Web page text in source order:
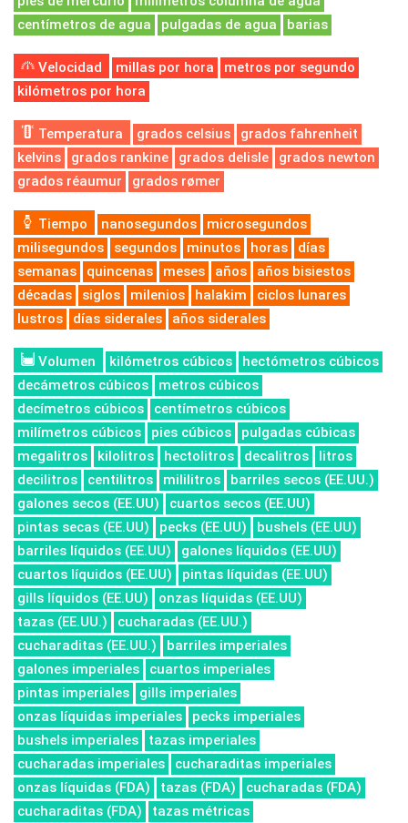
centímetros de agua
pulgadas de agua barias
Velocidad millas por hora
metros por segundo
kilómetros por hora
Temperatura grados celsius
grados fahrenheit
kelvins
grados rankine grados delisle
grados newton
grados réaumur
grados rømer
Tiempo nanosegundos
microsegundos
milisegundos
segundos minutos horas
días
semanas
quincenas meses años
años bisiestos
décadas
siglos milenios halakim
ciclos lunares
lustros
días siderales años siderales
Volumen kilómetros cúbicos
hectómetros cúbicos
decámetros cúbicos
metros cúbicos
decímetros cúbicos
centímetros cúbicos
milímetros cúbicos
pies cúbicos
pulgadas cúbicas
megalitros
kilolitros hectolitros decalitros
litros
decilitros
centilitros mililitros
barriles secos (EE.UU.)
galones secos (EE.UU)
cuartos secos (EE.UU)
pintas secas (EE.UU)
pecks (EE.UU)
bushels (EE.UU)
barriles líquidos (EE.UU)
galones líquidos (EE.UU)
cuartos líquidos (EE.UU)
pintas líquidas (EE.UU)
gills líquidos (EE.UU)
onzas líquidas (EE.UU)
tazas (EE.UU.)
cucharadas (EE.UU.)
cucharaditas (EE.UU.)
barriles imperiales
galones imperiales
cuartos imperiales
pintas imperiales
gills imperiales
onzas líquidas imperiales
pecks imperiales
bushels imperiales
tazas imperiales
cucharadas imperiales
cucharaditas imperiales
onzas líquidas (FDA)
tazas (FDA)
cucharadas (FDA)
cucharaditas (FDA)
tazas métricas